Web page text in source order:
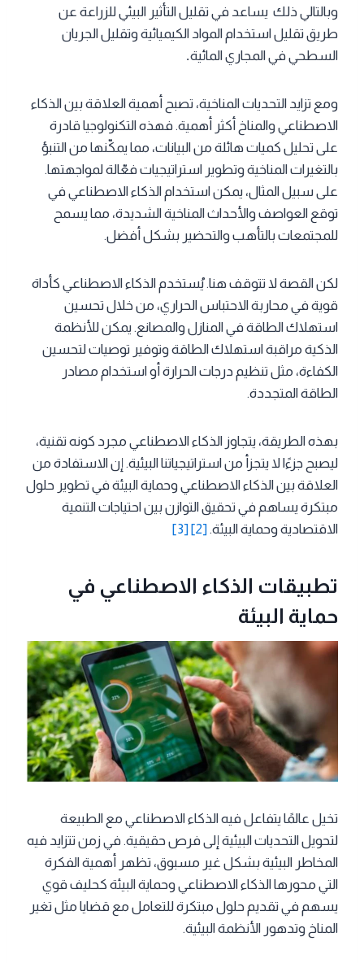
وبالتالي ذلك يساعد في تقليل التأثير البيئي للزراعة عن
طريق تقليل استخدام المواد الكيميائية وتقليل الجريان
السطحي في المجاري المائية.
ومع تزايد التحديات المناخية، تصبح أهمية العلاقة بين الذكاء
الاصطناعي والمناخ أكثر أهمية. فهذه التكنولوجيا قادرة
على تحليل كميات هائلة من البيانات، مما يمكّنها من التنبؤ
بالتغيرات المناخية وتطوير استراتيجيات فعّالة لمواجهتها.
على سبيل المثال، يمكن استخدام الذكاء الاصطناعي في
توقع العواصف والأحداث المناخية الشديدة، مما يسمح
للمجتمعات بالتأهب والتحضير بشكل أفضل.
لكن القصة لا تتوقف هنا. يُستخدم الذكاء الاصطناعي كأداة
قوية في محاربة الاحتباس الحراري، من خلال تحسين
استهلاك الطاقة في المنازل والمصانع. يمكن للأنظمة
الذكية مراقبة استهلاك الطاقة وتوفير توصيات لتحسين
الكفاءة، مثل تنظيم درجات الحرارة أو استخدام مصادر
الطاقة المتجددة.
بهذه الطريقة، يتجاوز الذكاء الاصطناعي مجرد كونه تقنية،
ليصبح جزءًا لا يتجزأ من استراتيجياتنا البيئية. إن الاستفادة من
العلاقة بين الذكاء الاصطناعي وحماية البيئة في تطوير حلول
مبتكرة يساهم في تحقيق التوازن بين احتياجات التنمية
الاقتصادية وحماية البيئة. [2]
[3]
تطبيقات الذكاء الاصطناعي في
حماية البيئة
تخيل عالمًا يتفاعل فيه الذكاء الاصطناعي مع الطبيعة
لتحويل التحديات البيئية إلى فرص حقيقية. في زمن تتزايد فيه
المخاطر البيئية بشكل غير مسبوق، تظهر أهمية الفكرة
التي محورها الذكاء الاصطناعي وحماية البيئة كحليف قوي
يسهم في تقديم حلول مبتكرة للتعامل مع قضايا مثل تغير
المناخ وتدهور الأنظمة البيئية.